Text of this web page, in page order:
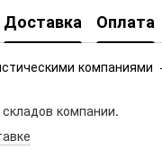
Доставка Оплата
складов компании.